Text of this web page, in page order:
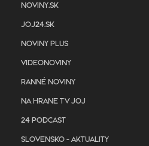
NOVINY.SK
JOJ24.SK
NOVINY PLUS
VIDEONOVINY
RANNÉ NOVINY
NA HRANE TV JOJ
24 PODCAST
SLOVENSKO - AKTUALITY